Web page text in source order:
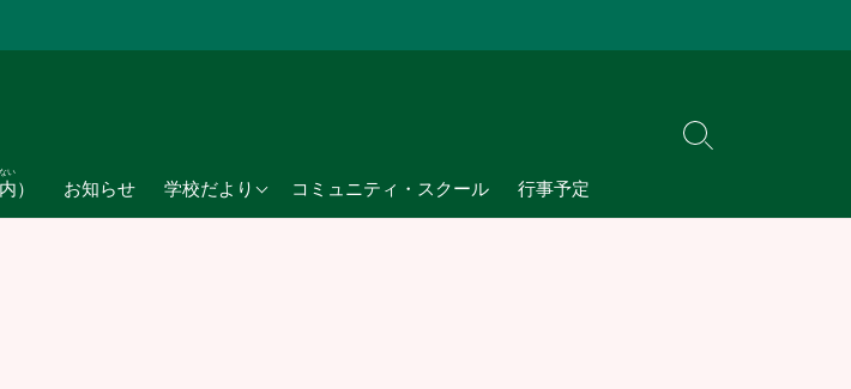
い
） お知らせ 学校だより
2026年度
コミュニティ・スクール 行事予定
検
り